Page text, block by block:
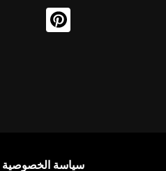
سياسة الخصوصية